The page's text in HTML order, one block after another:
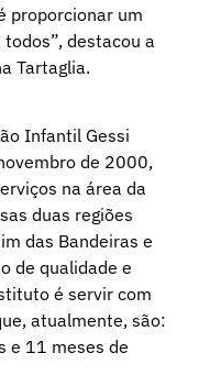
proporcionar um
destacou a
Tartaglia.
Infantil Gessi
de 2000,
na área da
duas regiões
das Bandeiras e
de qualidade e
é servir com
atualmente, são:
e 11 meses de